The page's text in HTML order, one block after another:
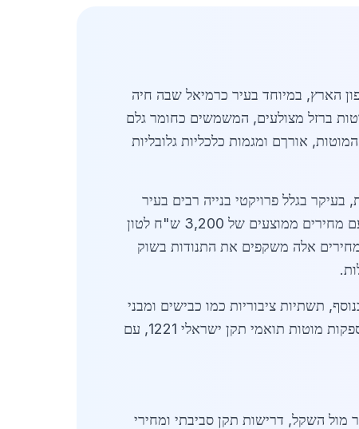
בצפון הארץ, במיוחד בעיר כרמיאל שבה חיה
למוטות ברזל מצולעים, המשמשים כחומר גלם
אורךם ומגמות כלכליות גלובליות
של כ-8% בביקוש בהשוואה לשנה קודמת, בעיקר בגלל פרויקטי בנייה רבים בעיר
ובסביבתה. ספקים מובילים באזור מציעים מוטות בקטרים נפוצים כמו 10 מ"מ, 12 מ"מ, 16 מ"מ ו-20 מ"מ, עם מחירים ממוצעים של 3,200 ש"ח לטון
ש"ח לטון ל-12 מ"מ, 3,700 ש"ח לטון ל-16 מ"מ ו-4,100 ש"ח לטון ל-20 מ"מ. מחירים אלה משקפים את התנודות בשוק
תשתיות ציבוריות כמו כבישים ומבני
ציבור מגבירות את הצורך במוטות איכותיים. ספקים מרכזיים כוללים חברות ותיקות הפועלות באזור הצפון, המספקות מוטות תואמי תקן ישראלי 1221, עם
מול השקל, דרישות תקן סביבתי ומחירי